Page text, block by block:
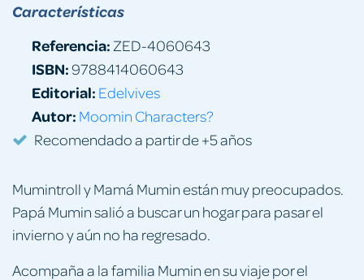
Mumintroll y Mamá Mumin están muy preocupados.
Papá Mumin salió a buscar un hogar para pasar el
invierno y aún no ha regresado.
Acompaña a la familia Mumin en su viaje por el
Características
Referencia: ZED-4060643
ISBN:9788414060643
Editorial: Edelvives
Autor: Moomin Characters?
Recomendado a partir de +5 años